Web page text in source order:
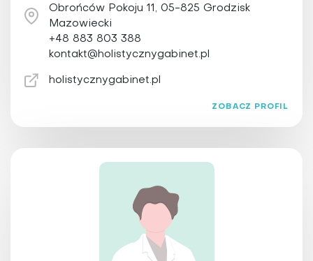
Obrońców Pokoju 11, 05-825 Grodzisk
Mazowiecki
+48 883 803 388
kontakt@holistycznygabinet.pl
holistycznygabinet.pl
ZOBACZ PROFIL